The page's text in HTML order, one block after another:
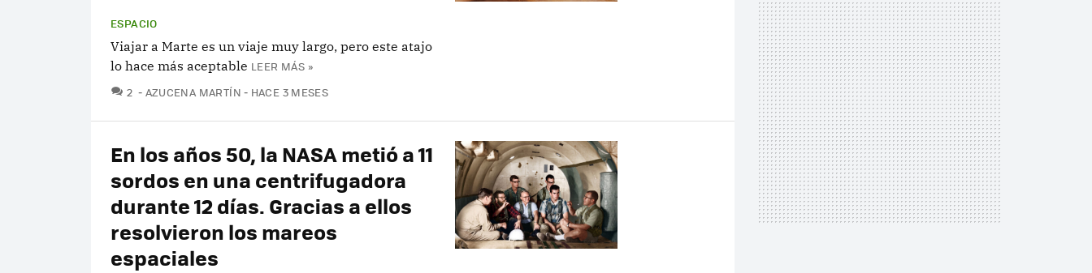
ESPACIO
Viajar a Marte es un viaje muy largo, pero este atajo
lo hace más aceptable LEER MÁS »
2 COMENTARIOS
AZUCENA MARTÍN HACE 3 MESES
En los años 50, la NASA metió a 11
sordos en una centrifugadora
durante 12 días. Gracias a ellos
resolvieron los mareos
espaciales